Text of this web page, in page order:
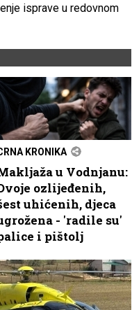
isprave u redovnom
KRONIKA
u Vodnjanu:
ozlijeđenih,
uhićenih, djeca
- 'radile su'
i pištolj